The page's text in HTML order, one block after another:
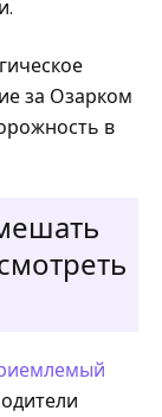
за Озарком
в